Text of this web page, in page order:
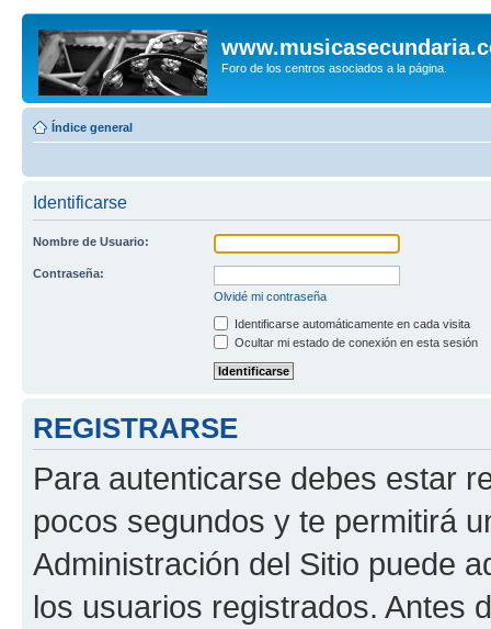
Foro de los centros asociados a la página.
Índice general
Identificarse
Nombre de Usuario:
Contraseña:
Olvidé mi contraseña
Identificarse automáticamente en cada visita
Ocultar mi estado de conexión en esta sesión
REGISTRARSE
Para autenticarse debes estar
pocos segundos y te permitirá
Administración del Sitio puede
los usuarios registrados. Antes